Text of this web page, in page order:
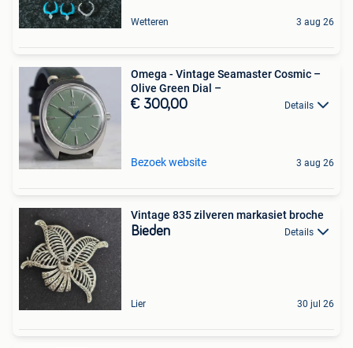
Wetteren 3 aug 26
Omega - Vintage Seamaster Cosmic –
Olive Green Dial –
€ 300,00 Details
Bezoek website 3 aug 26
Vintage 835 zilveren markasiet broche
Bieden Details
Lier 30 jul 26